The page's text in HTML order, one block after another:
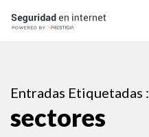
Entradas Etiquetadas :
sectores